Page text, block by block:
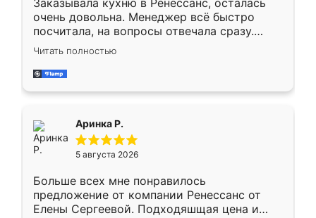
Заказывала кухню в Ренессанс, осталась
очень довольна. Менеджер всё быстро
посчитала, на вопросы отвечала сразу.
Замерщик приехал в субботу, подошёл к
делу со всей ответственностью. Собрали
за день, ребята работали аккуратно, даже
Читать полностью
Аринка Р.
5 августа 2026
Больше всех мне понравилось
предложение от компании Ренессанс от
Елены Сергеевой. Подходяшщая цена и